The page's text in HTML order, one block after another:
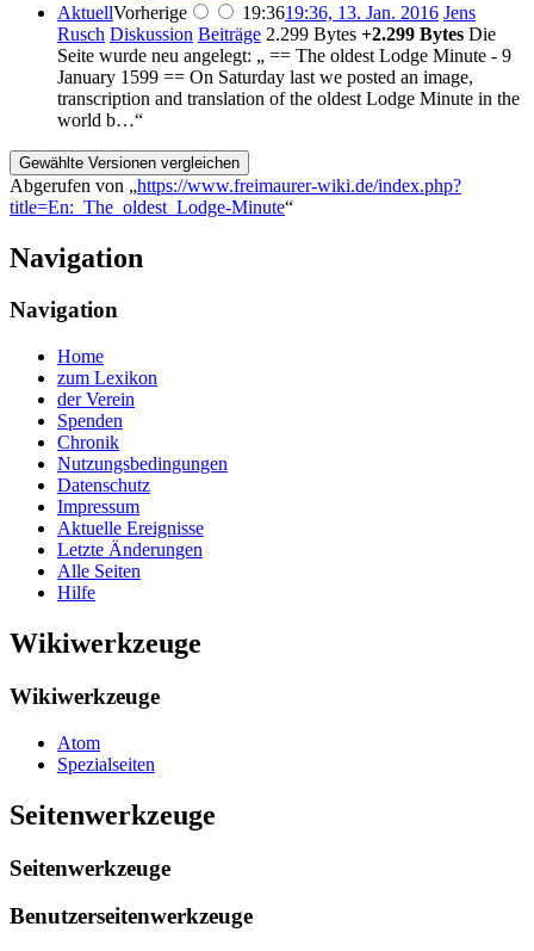
AktuellVorherige 19:3619:36, 13. Jan. 2016 Jens
Rusch Diskussion Beiträge 2.299 Bytes +2.299 Bytes Die
Seite wurde neu angelegt: „ == The oldest Lodge Minute - 9
January 1599 == On Saturday last we posted an image,
transcription and translation of the oldest Lodge Minute in the
world b…“
Abgerufen von „https://www.freimaurer-wiki.de/index.php?
title=En:_The_oldest_Lodge-Minute“
Navigation
Navigation
Home
zum Lexikon
der Verein
Spenden
Chronik
Nutzungsbedingungen
Datenschutz
Impressum
Aktuelle Ereignisse
Letzte Änderungen
Alle Seiten
Hilfe
Wikiwerkzeuge
Wikiwerkzeuge
Atom
Spezialseiten
Seitenwerkzeuge
Seitenwerkzeuge
Benutzerseitenwerkzeuge